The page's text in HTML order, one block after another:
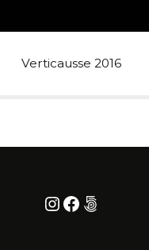
Verticausse 2016
Instagram
Facebook
500px